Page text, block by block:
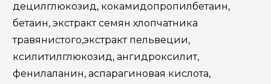
децилглюкозид, кокамидопропилбетаин,
бетаин, экстракт семян хлопчатника
травянистого,экстракт пельвеции,
ксилитилглюкозид, ангидроксилит,
фенилаланин, аспарагиновая кислота,